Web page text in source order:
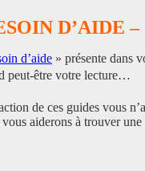
D’AIDE –
d’aide » présente dans
peut-être votre lecture…
de ces guides vous
aiderons à trouver